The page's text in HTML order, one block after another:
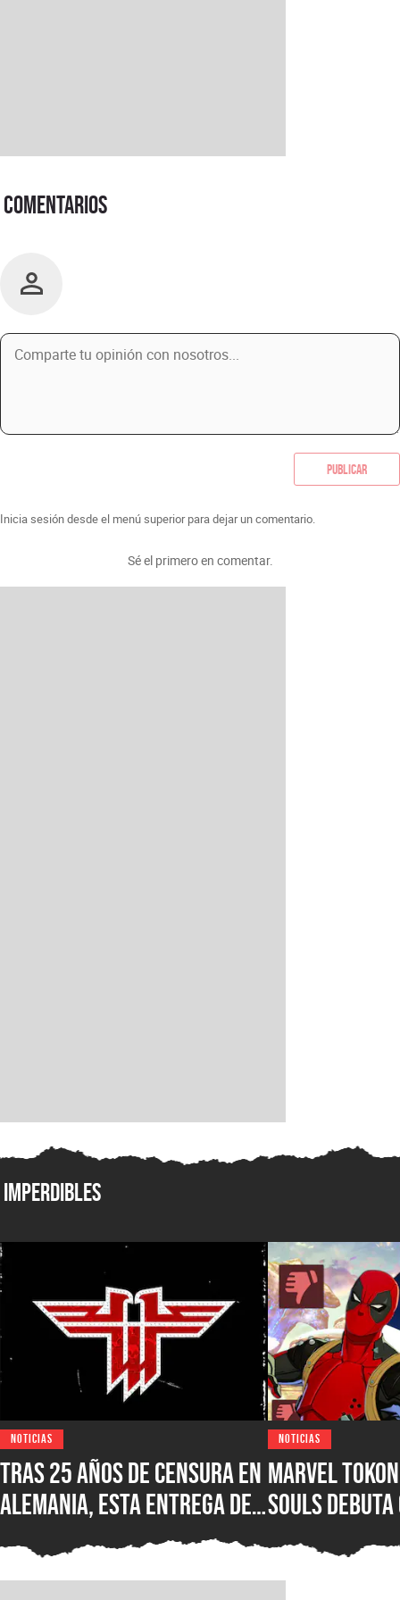
Comentarios
Publicar
Inicia sesión desde el menú superior para dejar un comentario.
Sé el primero en comentar.
Imperdibles
NOTICIAS
Tras 25 años de censura en
Alemania, esta entrega de
Wolfenstein por fin está
disponible en su versión
NOTICIAS
Marvel
Souls debuta
reseñas
Steam,